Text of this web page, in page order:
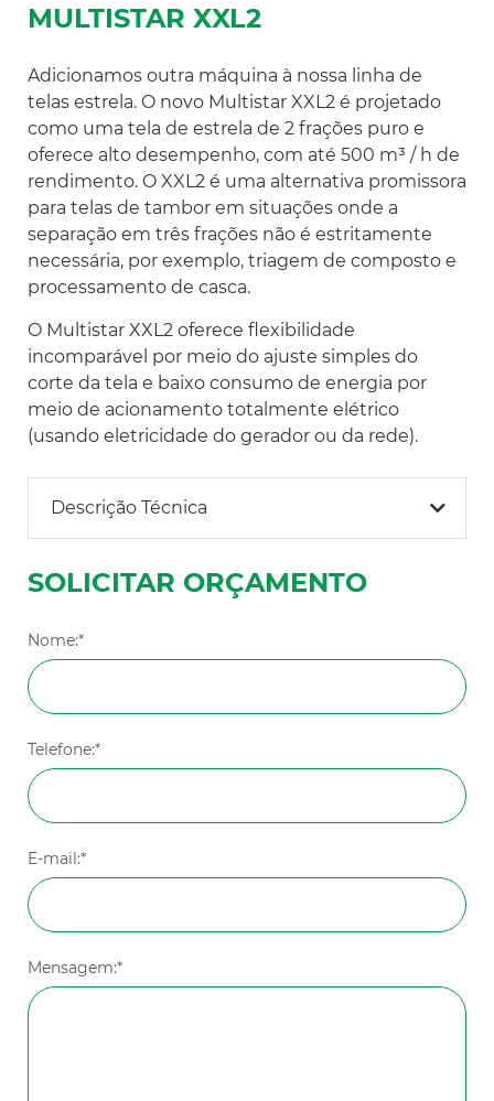
MULTISTAR XXL2
Adicionamos outra máquina à nossa linha de
telas estrela. O novo Multistar XXL2 é projetado
como uma tela de estrela de 2 frações puro e
oferece alto desempenho, com até 500 m³ / h de
rendimento. O XXL2 é uma alternativa promissora
para telas de tambor em situações onde a
separação em três frações não é estritamente
necessária, por exemplo, triagem de composto e
processamento de casca.
O Multistar XXL2 oferece flexibilidade
incomparável por meio do ajuste simples do
corte da tela e baixo consumo de energia por
meio de acionamento totalmente elétrico
(usando eletricidade do gerador ou da rede).
Descrição Técnica
SOLICITAR ORÇAMENTO
Nome:*
Telefone:*
E-mail:*
Mensagem:*